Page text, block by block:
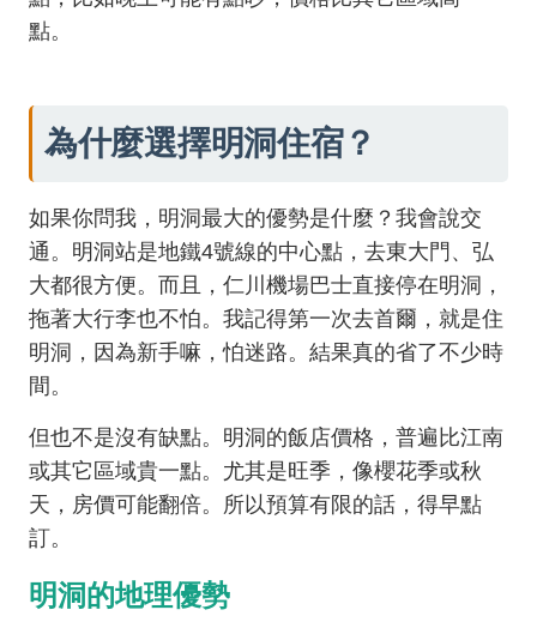
點。
為什麼選擇明洞住宿？
如果你問我，明洞最大的優勢是什麼？我會說交
通。明洞站是地鐵4號線的中心點，去東大門、弘
大都很方便。而且，仁川機場巴士直接停在明洞，
拖著大行李也不怕。我記得第一次去首爾，就是住
明洞，因為新手嘛，怕迷路。結果真的省了不少時
間。
但也不是沒有缺點。明洞的飯店價格，普遍比江南
或其它區域貴一點。尤其是旺季，像櫻花季或秋
天，房價可能翻倍。所以預算有限的話，得早點
訂。
明洞的地理優勢